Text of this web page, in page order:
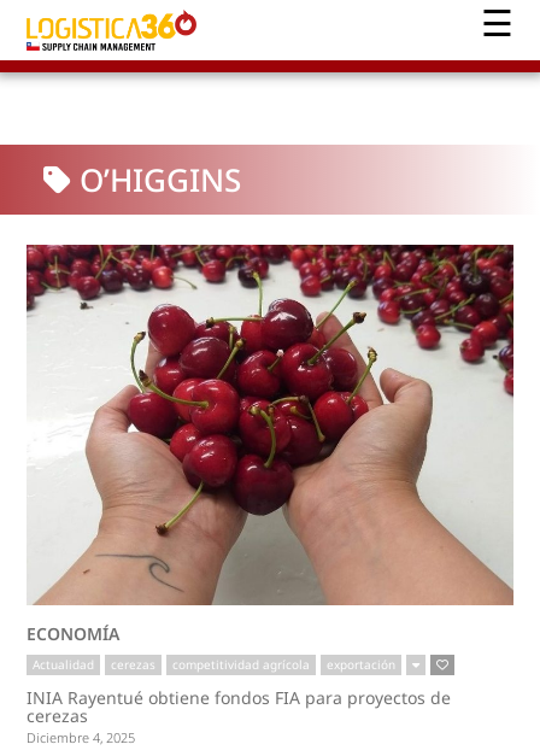
O’HIGGINS
ECONOMÍA
Actualidad cerezas competitividad agrícola exportación
INIA Rayentué obtiene fondos FIA para proyectos de
cerezas
Diciembre 4, 2025